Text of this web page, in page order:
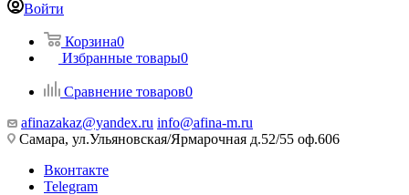
Войти
Корзина0
Избранные товары0
Сравнение товаров0
afinazakaz@yandex.ru info@afina-m.ru
Самара, ул.Ульяновская/Ярмарочная д.52/55 оф.606
Вконтакте
Telegram